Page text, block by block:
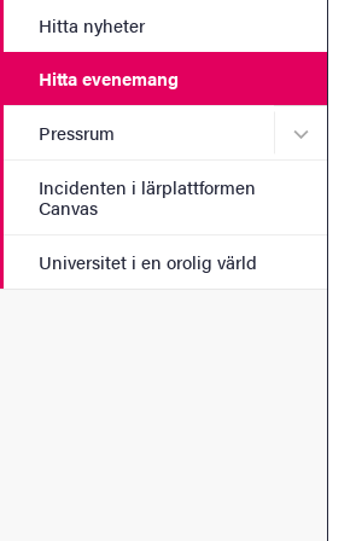
Hitta nyheter
Hitta evenemang
Pressrum
Incidenten i lärplattformen
Canvas
Universitet i en orolig värld